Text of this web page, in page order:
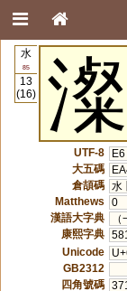
水
85
13
(16)
澯
UTF-8
大五碼
倉頡碼 水
Matthews
0
漢語大字典
康熙字典 581
Unicode
GB2312
四角號碼